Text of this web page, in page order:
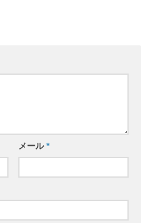
メール*